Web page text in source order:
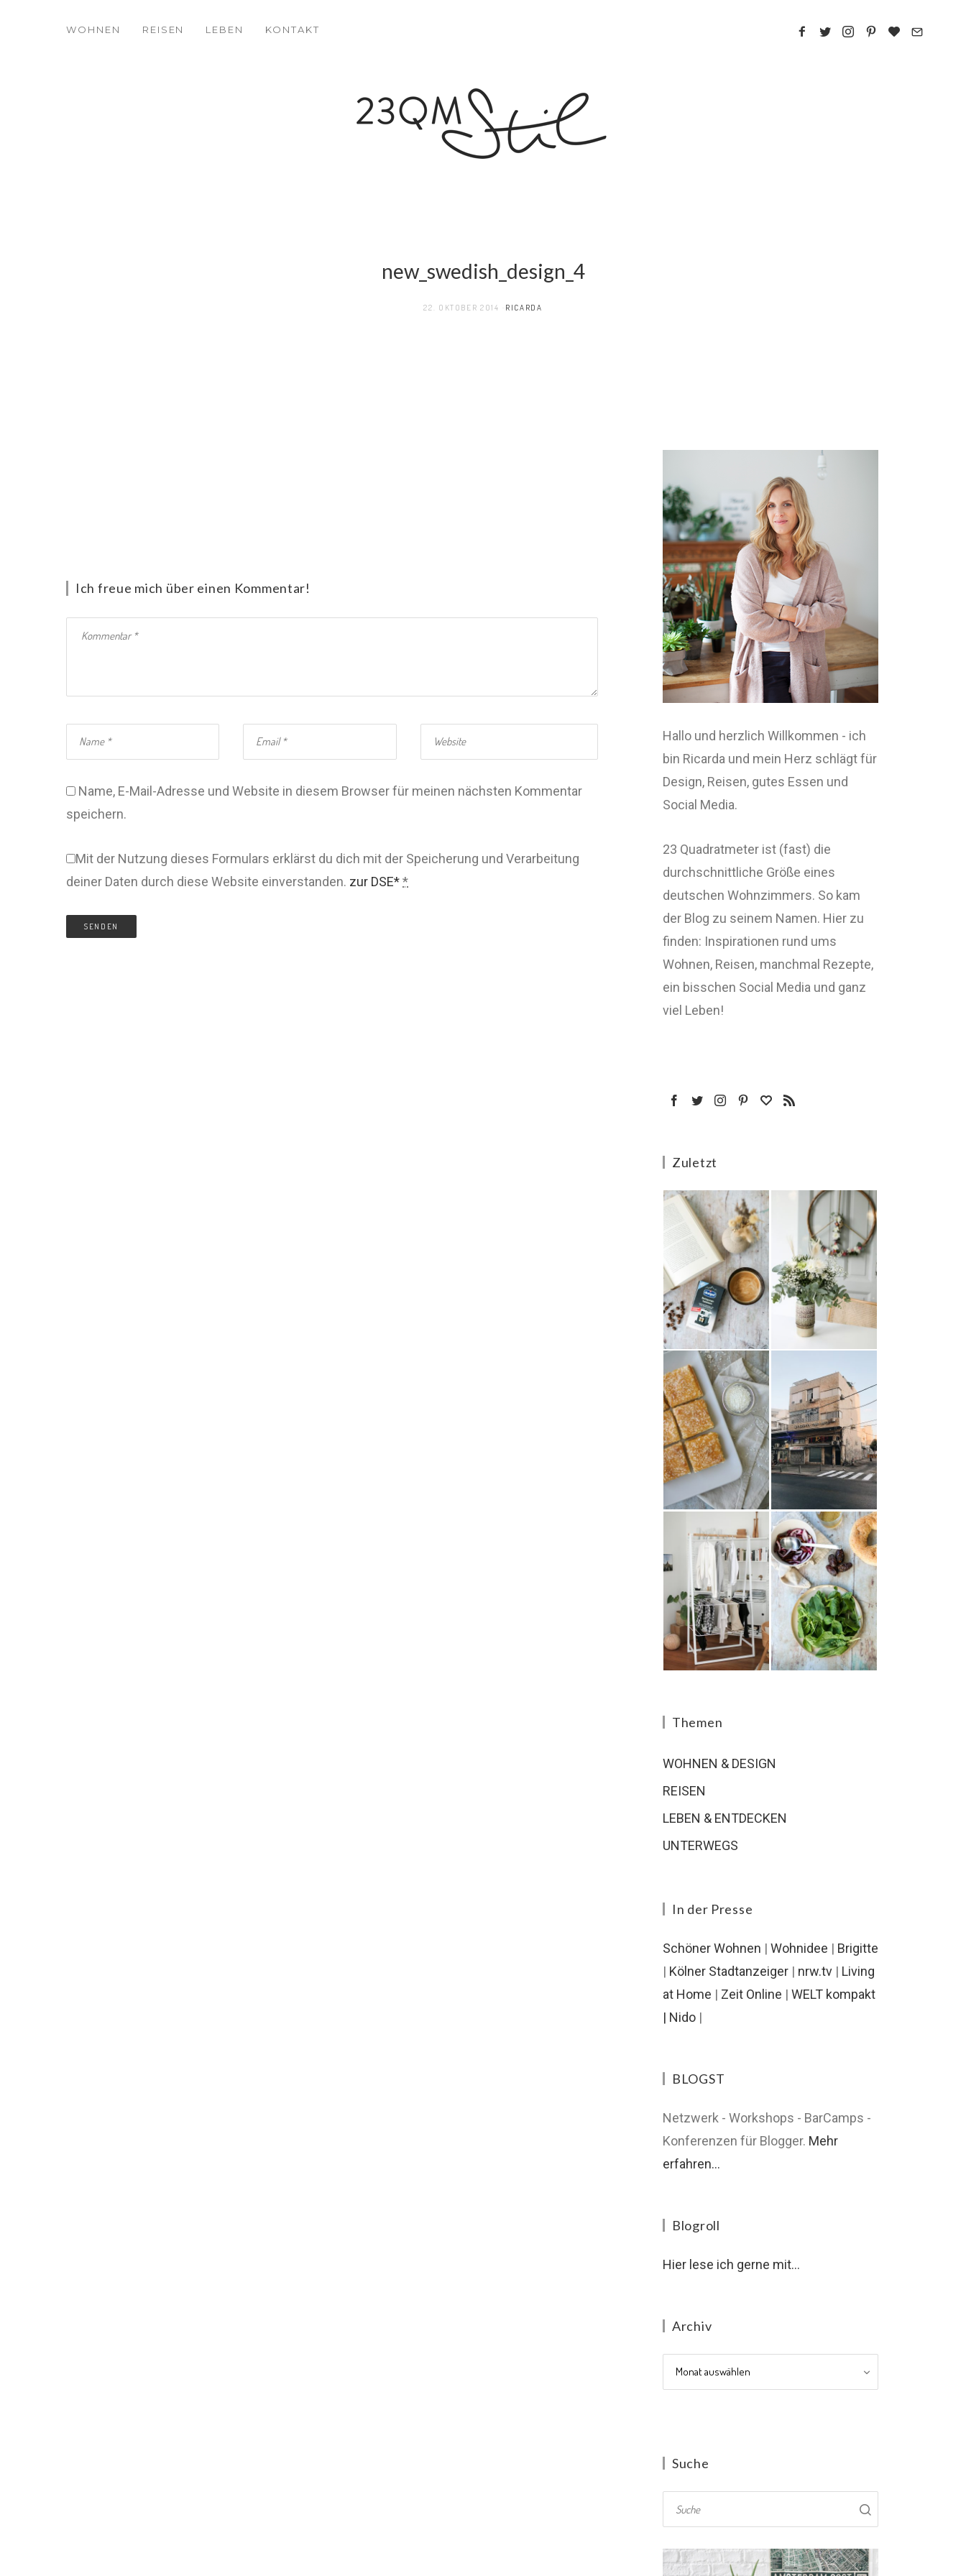
WOHNEN REISEN LEBEN KONTAKT
new_swedish_design_4
22. OKTOBER 2014 RICARDA
Ich freue mich über einen Kommentar!
Name, E-Mail-Adresse und Website in diesem Browser für meinen nächsten Kommentar
speichern.
Mit der Nutzung dieses Formulars erklärst du dich mit der Speicherung und Verarbeitung
deiner Daten durch diese Website einverstanden. zur DSE**
Hallo und herzlich Willkommen - ich
bin Ricarda und mein Herz schlägt für
Design, Reisen, gutes Essen und
Social Media.
23 Quadratmeter ist (fast) die
durchschnittliche Größe eines
deutschen Wohnzimmers. So kam
der Blog zu seinem Namen. Hier zu
finden: Inspirationen rund ums
Wohnen, Reisen, manchmal Rezepte,
ein bisschen Social Media und ganz
viel Leben!
Zuletzt
Themen
WOHNEN & DESIGN
REISEN
LEBEN & ENTDECKEN
UNTERWEGS
In der Presse
Schöner Wohnen | Wohnidee | Brigitte
| Kölner Stadtanzeiger | nrw.tv | Living
at Home | Zeit Online | WELT kompakt
| Nido |
BLOGST
Netzwerk - Workshops - BarCamps -
Konferenzen für Blogger. Mehr
erfahren...
Blogroll
Hier lese ich gerne mit...
Archiv
Archiv
Suche